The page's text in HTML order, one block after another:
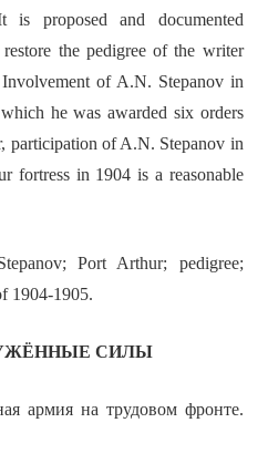
proposed and documented
the pedigree of the writer
Involvement of A.N. Stepanov in
he was awarded six orders
participation of A.N. Stepanov in
fortress in 1904 is a reasonable
Port Arthur; pedigree;
1904-1905.
СИЛЫ
на трудовом фронте.